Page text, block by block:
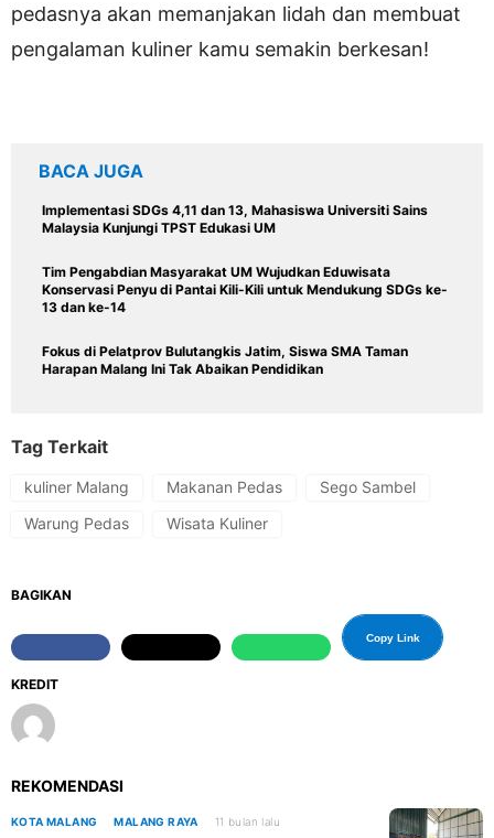
pedasnya akan memanjakan lidah dan membuat
pengalaman kuliner kamu semakin berkesan!
BACA JUGA
Implementasi SDGs 4,11 dan 13, Mahasiswa Universiti Sains
Malaysia Kunjungi TPST Edukasi UM
Tim Pengabdian Masyarakat UM Wujudkan Eduwisata
Konservasi Penyu di Pantai Kili-Kili untuk Mendukung SDGs ke-
13 dan ke-14
Fokus di Pelatprov Bulutangkis Jatim, Siswa SMA Taman
Harapan Malang Ini Tak Abaikan Pendidikan
Tag Terkait
kuliner Malang Makanan Pedas
Sego Sambel
Warung Pedas
Wisata Kuliner
KREDIT
BAGIKAN
Copy Link
REKOMENDASI
KOTA MALANG MALANG RAYA 11 bulan lalu